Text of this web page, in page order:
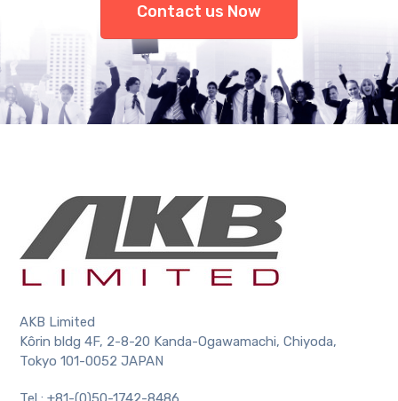
Contact us Now
AKB Limited
Kôrin bldg 4F, 2-8-20 Kanda-Ogawamachi, Chiyoda,
Tokyo 101-0052 JAPAN